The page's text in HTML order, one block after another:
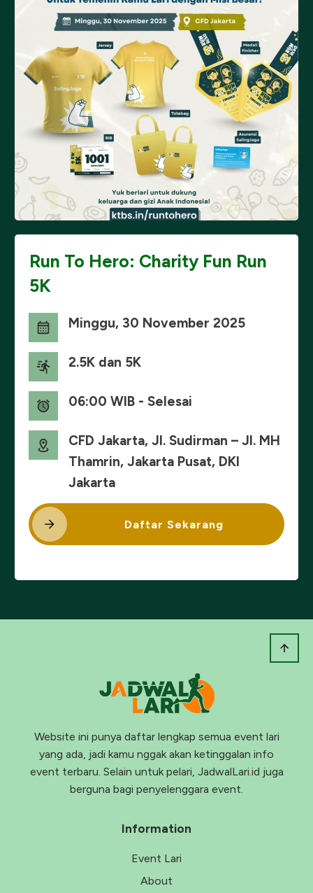
Run To Hero: Charity Fun Run
5K
Minggu, 30 November 2025
2.5K dan 5K
06:00 WIB - Selesai
CFD Jakarta, Jl. Sudirman – Jl. MH
Thamrin, Jakarta Pusat, DKI
Jakarta
Daftar Sekarang
Website ini punya daftar lengkap semua event lari
yang ada, jadi kamu nggak akan ketinggalan info
event terbaru. Selain untuk pelari, JadwalLari.id juga
berguna bagi penyelenggara event.
Information
Event Lari
About